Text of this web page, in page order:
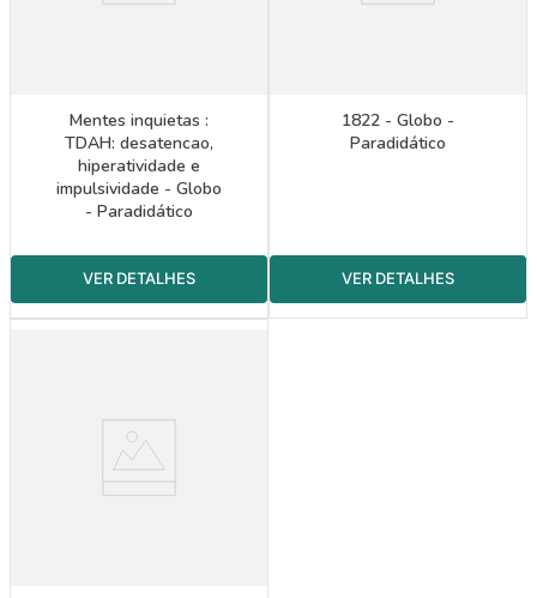
Mentes inquietas :
TDAH: desatencao,
hiperatividade e
impulsividade - Globo
- Paradidático
1822 - Globo -
Paradidático